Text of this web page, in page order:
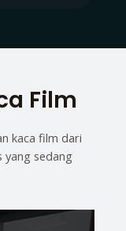
Film
kaca film dari
yang sedang